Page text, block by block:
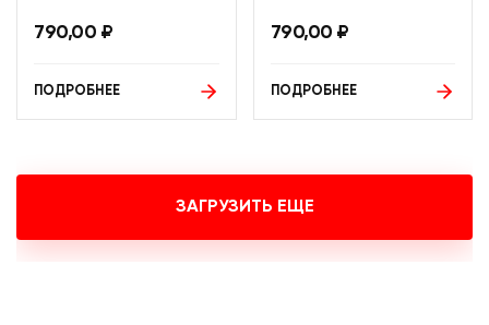
790,00 ₽
ПОДРОБНЕЕ
790,00 ₽
ПОДРОБНЕЕ
ЗАГРУЗИТЬ ЕЩЕ